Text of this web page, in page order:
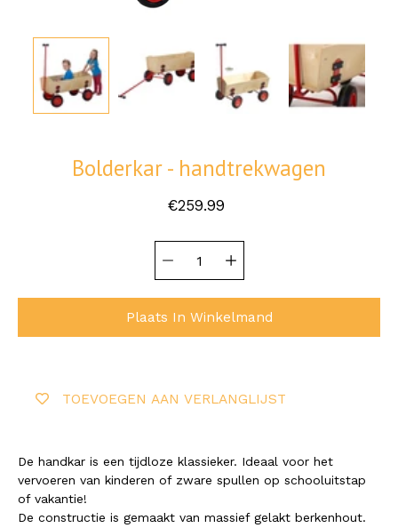
Bolderkar - handtrekwagen
€259.99
variant
selector
Plaats In Winkelmand
TOEVOEGEN AAN VERLANGLIJST
De handkar is een tijdloze klassieker. Ideaal voor het
vervoeren van kinderen of zware spullen op schooluitstap
of vakantie!
De constructie is gemaakt van massief gelakt berkenhout.